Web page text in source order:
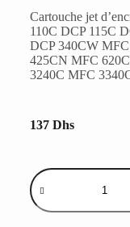
Cartouche jet
110C DCP 115C
DCP 340CW
425CN MFC
3240C MFC
137 Dhs